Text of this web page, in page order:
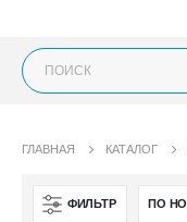
ГЛАВНАЯ КАТАЛОГ
ФИЛЬТР